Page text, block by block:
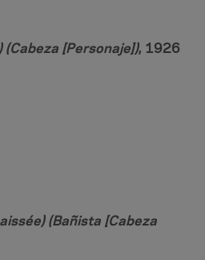
(Cabeza [Personaje]), 1926
(Bañista [Cabeza